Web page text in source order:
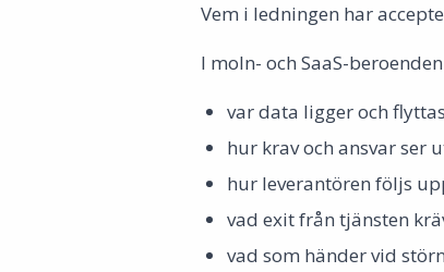
Vem i ledningen har
I moln- och SaaS-
var data ligger och
hur krav och ansvar ser
hur leverantören följs
vad exit från tjänsten
vad som händer vid